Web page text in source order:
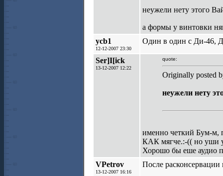
неужели нету этого
a формы у винтовки
ycb1
12-12-2007 23:30
Один в один с Ди-46,
Ser]I[ick
13-12-2007 12:22
quote:
Originally posted
неужели нету
именно четкий Бум-м,
КАК мягче.:-(( но уши у
Хорошо бы еше аудио
VPetrov
13-12-2007 16:16
После